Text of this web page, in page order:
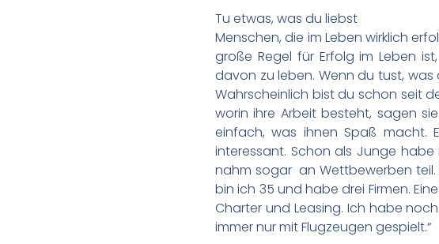
Tu etwas, was du liebst
Menschen, die im Leben wirklich
große Regel für Erfolg im Leben
davon zu leben. Wenn du tust,
Wahrscheinlich bist du schon seit
worin ihre Arbeit besteht, sagen
einfach, was ihnen Spaß macht.
interessant. Schon als Junge
nahm sogar an Wettbewerben teil.
bin ich 35 und habe drei Firmen.
Charter und Leasing. Ich habe
immer nur mit Flugzeugen gespielt.“